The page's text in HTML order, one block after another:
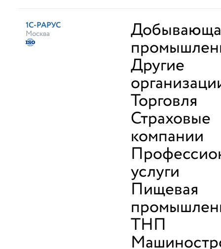
1С-РАРУС
Москва
Другие
Торговля
Страховые
компании
услуги
Пищевая
ТНП